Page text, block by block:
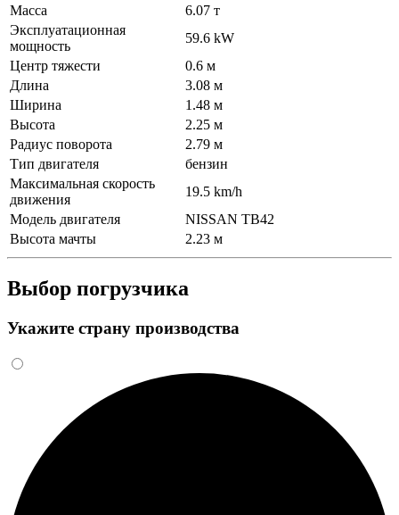
Масса
6.07 т
Эксплуатационная
мощность
59.6 kW
Центр тяжести
0.6 м
Длина
3.08 м
Ширина
1.48 м
Высота
2.25 м
Радиус поворота
2.79 м
Тип двигателя
бензин
Максимальная скорость
движения
19.5 km/h
Модель двигателя
NISSAN TB42
Высота мачты
2.23 м
Выбор погрузчика
Укажите страну производства